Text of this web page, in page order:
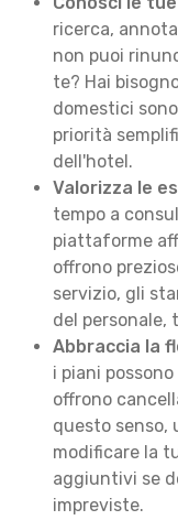
ricerca,
non puoi
te? Hai
domestici
priorità
dell'hotel.
Valorizza le
tempo a
piattaforme
offrono
servizio, gli
del
Abbraccia la
i piani
offrono
questo senso,
modificare la
aggiuntivi se
impreviste.